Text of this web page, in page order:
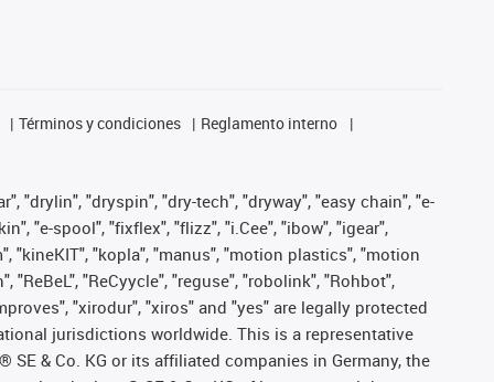
Términos y condiciones
Reglamento interno
"drylin", "dryspin", "dry-tech", "dryway", "easy chain", "e-
"e-spool", "fixflex", "flizz", "i.Cee", "ibow", "igear",
"kineKIT", "kopla", "manus", "motion plastics", "motion
"ReCyycle", "reguse", "robolink", "Rohbot",
"xirodur", "xiros" and "yes" are legally protected
jurisdictions worldwide. This is a representative
& Co. KG or its affiliated companies in Germany, the